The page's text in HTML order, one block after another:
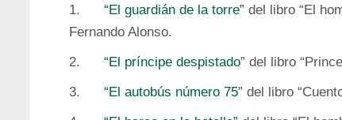
1.
“El guardián de la torre” del libro “El
Fernando Alonso.
2.
“El príncipe despistado” del libro
3.
“El autobús número 75” del libro